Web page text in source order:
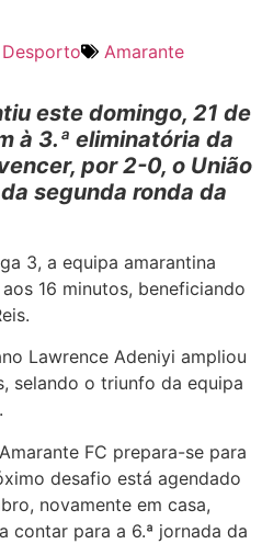
Desporto Amarante
este domingo, 21 de
à 3.ª eliminatória da
por 2-0, o União
segunda ronda da
3, a equipa amarantina
16 minutos, beneficiando
Lawrence Adeniyi ampliou
selando o triunfo da equipa
FC prepara-se para
desafio está agendado
novamente em casa,
contar para a 6.ª jornada da